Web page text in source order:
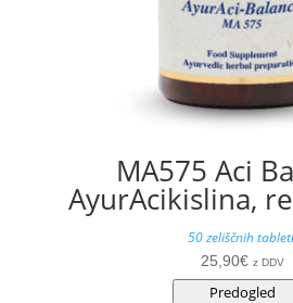
MA575 Aci
AyurAcikislina,
50 zeliščnih
25,90€ z DDV
Predogled